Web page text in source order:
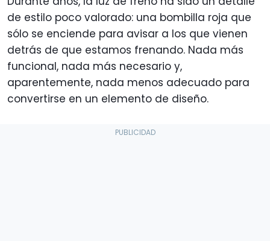
de estilo poco valorado: una bombilla roja que
sólo se enciende para avisar a los que vienen
detrás de que estamos frenando. Nada más
funcional, nada más necesario y,
aparentemente, nada menos adecuado para
convertirse en un elemento de diseño.